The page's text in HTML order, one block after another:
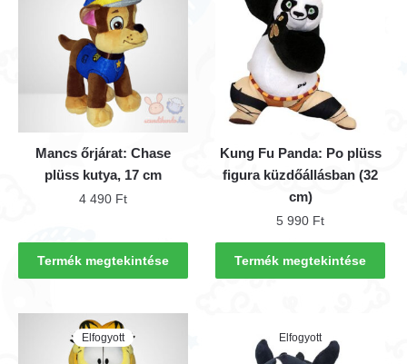
Mancs őrjárat: Chase
plüss kutya, 17 cm
4 490 Ft
Termék megtekintése
Kung Fu Panda: Po plüss
figura küzdőállásban (32
cm)
5 990 Ft
Termék megtekintése
Elfogyott Elfogyott